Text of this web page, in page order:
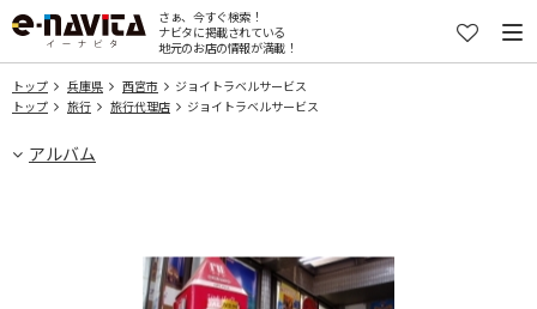
さぁ、今すぐ検索！
ナビタに掲載されている
地元のお店の情報が満載！
トップ 兵庫県 西宮市
ジョイトラベルサービス
トップ
旅行 旅行代理店 ジョイトラベルサービス
アルバム